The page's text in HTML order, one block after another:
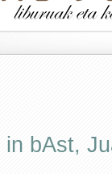
in bAst,